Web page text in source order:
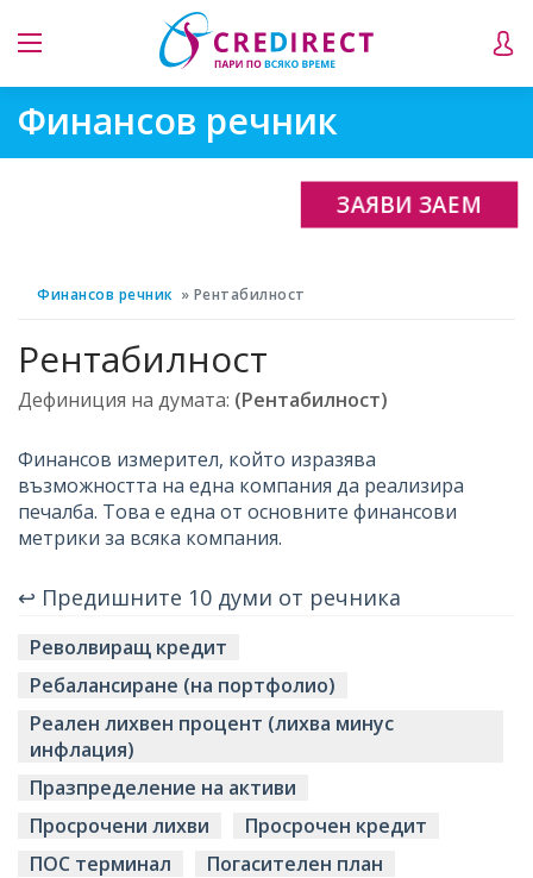
Финансов речник
ЗАЯВИ ЗАЕМ
Финансов речник Рентабилност
Рентабилност
Дефиниция на думата: (Рентабилност)
Финансов измерител, който изразява
възможността на една компания да реализира
печалба. Това е една от основните финансови
метрики за всяка компания.
↩ Предишните 10 думи от речника
Револвиращ кредит
Ребалансиране (на портфолио)
Реален лихвен процент (лихва минус
инфлация)
Празпределение на активи
Просрочени лихви
Просрочен кредит
ПОС терминал
Погасителен план